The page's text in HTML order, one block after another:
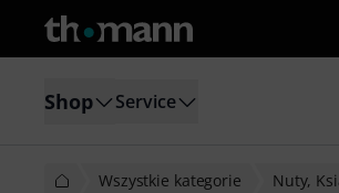
Shop Service
Wszystkie kategorie Nuty,